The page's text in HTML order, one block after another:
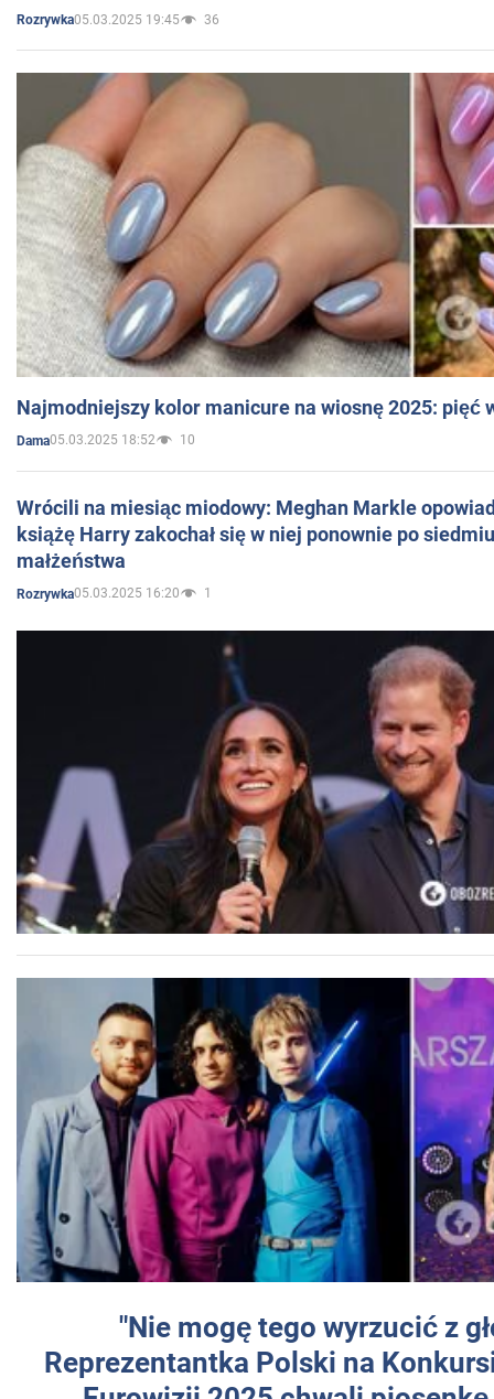
Rozrywka05.03.2025 19:45 36
Najmodniejszy kolor manicure na wiosnę 2025: pięć
Dama05.03.2025 18:52 10
Wrócili na miesiąc miodowy: Meghan Markle
książę Harry zakochał się w niej ponownie po
małżeństwa
Rozrywka05.03.2025 16:20 1
"Nie mogę tego wyrzucić z
Reprezentantka Polski na